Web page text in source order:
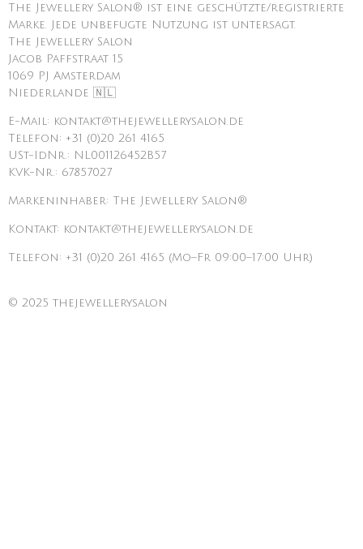
The Jewellery Salon® ist eine geschützte/registrierte
Marke. Jede unbefugte Nutzung ist untersagt.
The Jewellery Salon
Jacob Paffstraat 15
1069 PJ Amsterdam
Niederlande 🇳🇱
E-Mail: kontakt@thejewellerysalon.de
Telefon: +31 (0)20 261 4165
USt-IdNr.: NL001126452B57
KVK-Nr.: 67857027
Markeninhaber: The Jewellery Salon®
Kontakt: kontakt@thejewellerysalon.de
Telefon: +31 (0)20 261 4165 (Mo–Fr 09:00–17:00 Uhr)
© 2025 thejewellerysalon